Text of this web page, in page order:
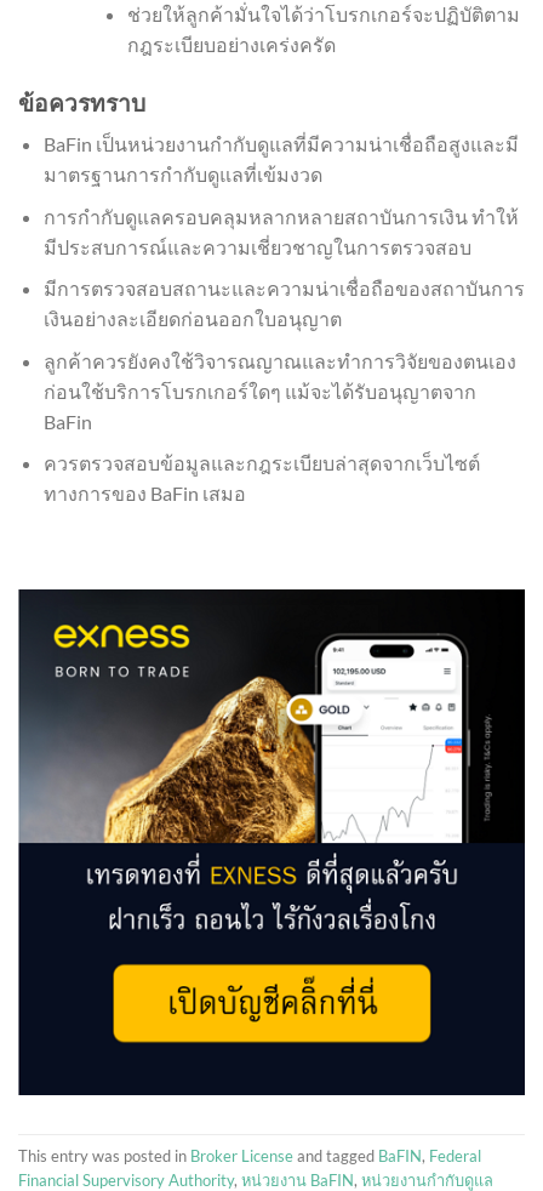
ช่วยให้ลูกค้ามั่นใจได้ว่าโบรกเกอร์จะปฏิบัติตาม
กฎระเบียบอย่างเคร่งครัด
ข้อควรทราบ
BaFin เป็นหน่วยงานกำกับดูแลที่มีความน่าเชื่อถือสูงและมี
มาตรฐานการกำกับดูแลที่เข้มงวด
การกำกับดูแลครอบคลุมหลากหลายสถาบันการเงิน ทำให้
มีประสบการณ์และความเชี่ยวชาญในการตรวจสอบ
มีการตรวจสอบสถานะและความน่าเชื่อถือของสถาบันการ
เงินอย่างละเอียดก่อนออกใบอนุญาต
ลูกค้าควรยังคงใช้วิจารณญาณและทำการวิจัยของตนเอง
ก่อนใช้บริการโบรกเกอร์ใดๆ แม้จะได้รับอนุญาตจาก
BaFin
ควรตรวจสอบข้อมูลและกฎระเบียบล่าสุดจากเว็บไซต์
ทางการของ BaFin เสมอ
This entry was posted in Broker Licenseand tagged BaFIN, Federal
Financial Supervisory Authority, หน่วยงาน BaFIN, หน่วยงานกำกับดูแล